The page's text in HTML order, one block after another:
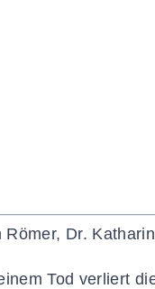
Dr.
Tod verliert